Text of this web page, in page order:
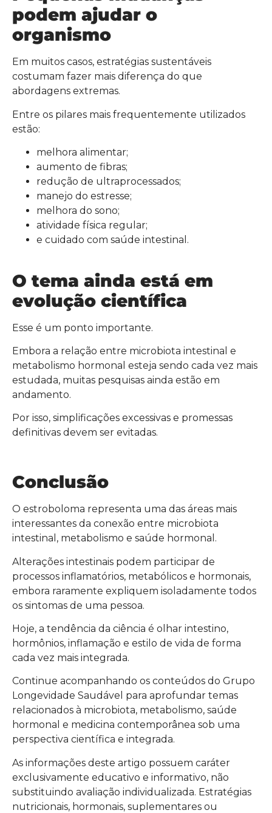
podem ajudar o
organismo
Em muitos casos, estratégias sustentáveis
costumam fazer mais diferença do que
abordagens extremas.
Entre os pilares mais frequentemente utilizados
estão:
melhora alimentar;
aumento de fibras;
redução de ultraprocessados;
manejo do estresse;
melhora do sono;
atividade física regular;
e cuidado com saúde intestinal.
O tema ainda está em
evolução científica
Esse é um ponto importante.
Embora a relação entre microbiota intestinal e
metabolismo hormonal esteja sendo cada vez mais
estudada, muitas pesquisas ainda estão em
andamento.
Por isso, simplificações excessivas e promessas
definitivas devem ser evitadas.
Conclusão
O estroboloma representa uma das áreas mais
interessantes da conexão entre microbiota
intestinal, metabolismo e saúde hormonal.
Alterações intestinais podem participar de
processos inflamatórios, metabólicos e hormonais,
embora raramente expliquem isoladamente todos
os sintomas de uma pessoa.
Hoje, a tendência da ciência é olhar intestino,
hormônios, inflamação e estilo de vida de forma
cada vez mais integrada.
Continue acompanhando os conteúdos do Grupo
Longevidade Saudável para aprofundar temas
relacionados à microbiota, metabolismo, saúde
hormonal e medicina contemporânea sob uma
perspectiva científica e integrada.
As informações deste artigo possuem caráter
exclusivamente educativo e informativo, não
substituindo avaliação individualizada. Estratégias
nutricionais, hormonais, suplementares ou